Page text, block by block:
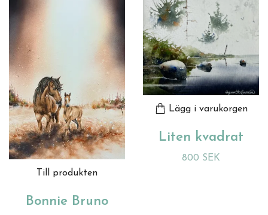
Till produkten
Bonnie Bruno
Lägg i varukorgen
Liten kvadrat
800 SEK